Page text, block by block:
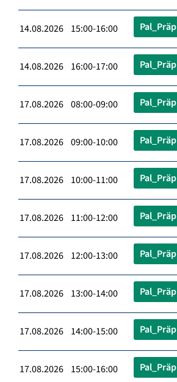
14.08.2026 15:00-16:00 Pal_Präp
14.08.2026 16:00-17:00 Pal_Präp
17.08.2026 08:00-09:00 Pal_Präp
17.08.2026 09:00-10:00 Pal_Präp
17.08.2026 10:00-11:00 Pal_Präp
17.08.2026 11:00-12:00 Pal_Präp
17.08.2026 12:00-13:00 Pal_Präp
17.08.2026 13:00-14:00 Pal_Präp
17.08.2026 14:00-15:00 Pal_Präp
17.08.2026 15:00-16:00 Pal_Präp